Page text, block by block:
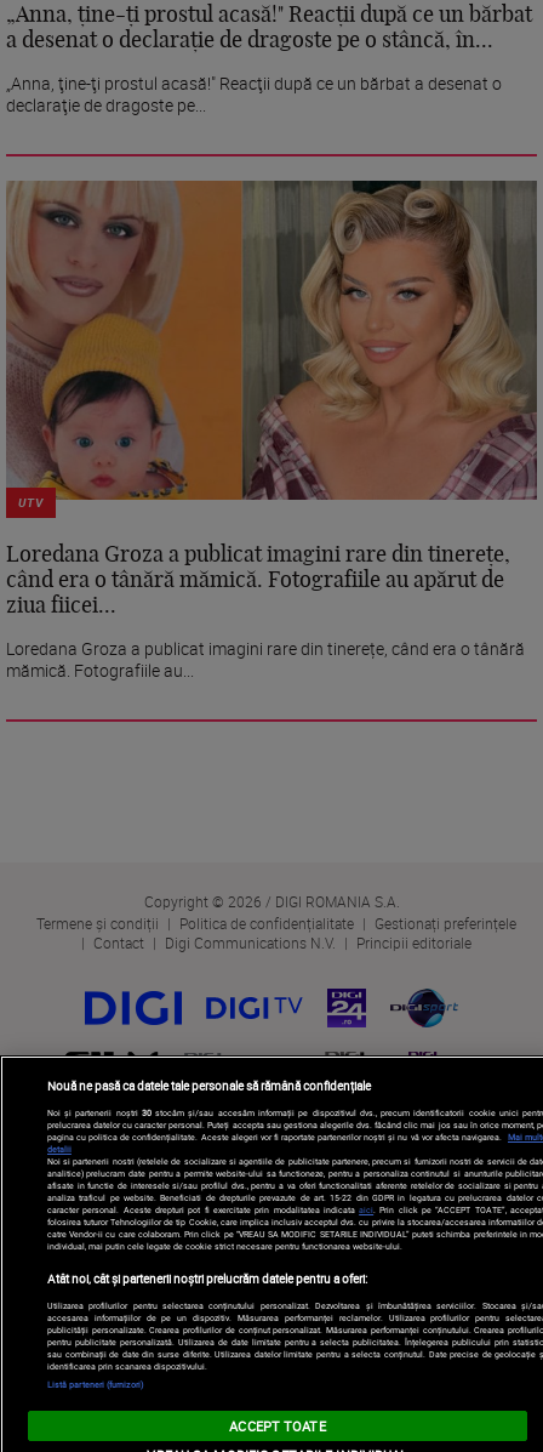
„Anna, ţine-ţi prostul acasă!" Reacţii după ce un bărbat
a desenat o declaraţie de dragoste pe o stâncă, în...
„Anna, ţine-ţi prostul acasă!" Reacţii după ce un bărbat a desenat o
declaraţie de dragoste pe...
UTV
Loredana Groza a publicat imagini rare din tinerețe,
când era o tânără mămică. Fotografiile au apărut de
ziua fiicei...
Loredana Groza a publicat imagini rare din tinerețe, când era o tânără
mămică. Fotografiile au...
Copyright © 2026 / DIGI ROMANIA S.A.
Termene și condiții
Politica de confidențialitate
Gestionați preferințele
Contact
Digi Communications N.V. Principii editoriale
Nouă ne pasă ca datele tale personale să rămână confidențiale
Noi și partenerii noștri 30stocăm și/sau accesăm informații pe dispozitivul dvs., precum identificatorii cookie unici
prelucrarea datelor cu caracter personal. Puteți accepta sau gestiona alegerile dvs. făcând clic mai jos sau în orice moment,
pagina cu politica de confidențialitate. Aceste alegeri vor fi raportate partenerilor noștri și nu vă vor afecta navigarea.
Mai
detalii
Noi si partenerii nostri (retelele de socializare si agentiile de publicitate partenere, precum si furnizorii nostri de servicii de
analitice) prelucram date pentru a permite website-ului sa functioneze, pentru a personaliza continutul si anunturile
afisate in functie de interesele si/sau profilul dvs., pentru a va oferi functionalitati aferente retelelor de socializare si pentru
analiza traficul pe website. Beneficiati de drepturile prevazute de art. 15-22 din GDPR in legatura cu prelucrarea datelor
caracter personal. Aceste drepturi pot fi exercitate prin modalitatea indicataaici . Prin click pe “ACCEPT TOATE”,
folosirea tuturor Tehnologiilor de tip Cookie, care implica inclusiv acceptul dvs. cu privire la stocarea/accesarea informatiilor
catre Vendor-ii cu care colaboram. Prin click pe “VREAU SA MODIFIC SETARILE INDIVIDUAL” puteti schimba preferintele in
individual, mai putin cele legate de cookie strict necesare pentru functionarea website-ului.
Atât noi, cât și partenerii noștri prelucrăm datele pentru a oferi:
Utilizarea profilurilor pentru selectarea conținutului personalizat. Dezvoltarea și îmbunătățirea serviciilor. Stocarea și/
accesarea informațiilor de pe un dispozitiv. Măsurarea performanței reclamelor. Utilizarea profilurilor pentru
publicității personalizate. Crearea profilurilor de conținut personalizat. Măsurarea performanței conținutului. Crearea
pentru publicitate personalizată. Utilizarea de date limitate pentru a selecta publicitatea. Înțelegerea publicului prin
sau combinații de date din surse diferite. Utilizarea datelor limitate pentru a selecta conținutul. Date precise de geolocație
identificarea prin scanarea dispozitivului.
Listă parteneri (furnizori)
ACCEPT TOATE